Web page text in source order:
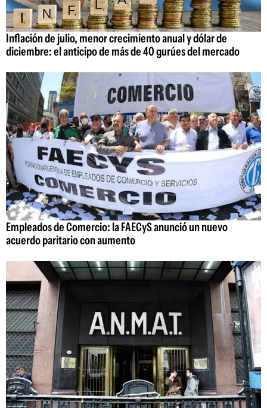
Inflación de julio, menor crecimiento anual y dólar de
diciembre: el anticipo de más de 40 gurúes del mercado
Empleados de Comercio: la FAECyS anunció un nuevo
acuerdo paritario con aumento